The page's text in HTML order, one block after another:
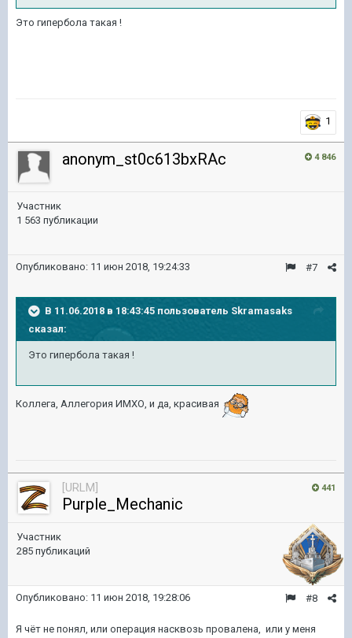
Это гипербола такая !
1
4 846
anonym_st0c613bxRAc
Участник
1 563 публикации
#7
Опубликовано: 11 июн 2018, 19:24:33
В 11.06.2018 в 18:43:45 пользователь Skramasaks
сказал:
Это гипербола такая !
Коллега, Аллегория ИМХО, и да, красивая
441
[URLM]
Purple_Mechanic
Участник
285 публикаций
#8
Опубликовано: 11 июн 2018, 19:28:06
Я чёт не понял, или операция насквозь провалена, или у меня